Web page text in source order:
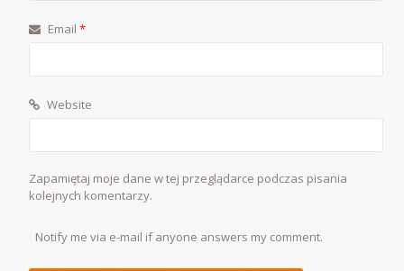
Email*
Website
Zapamiętaj moje dane w tej przeglądarce podczas pisania
kolejnych komentarzy.
Notify me via e-mail if anyone answers my comment.